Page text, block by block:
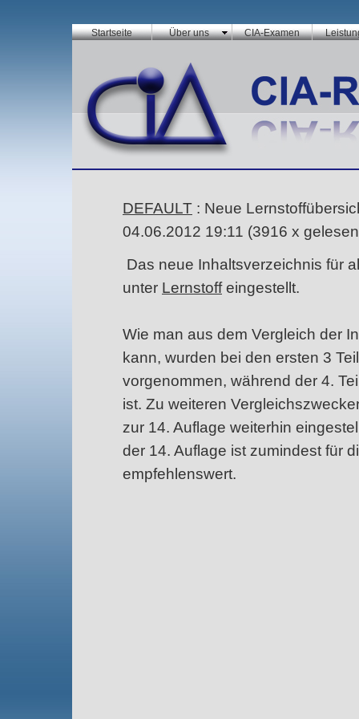
Startseite Über uns CIA-Examen
DEFAULT : Neue
04.06.2012 19:11 (3916 x gelesen
Das neue Inhaltsverzeichnis für
unter Lernstoffeingestellt.
Wie man aus dem Vergleich der
kann, wurden bei den ersten 3
vorgenommen, während der 4.
ist. Zu weiteren
zur 14. Auflage weiterhin
der 14. Auflage ist zumindest für
empfehlenswert.